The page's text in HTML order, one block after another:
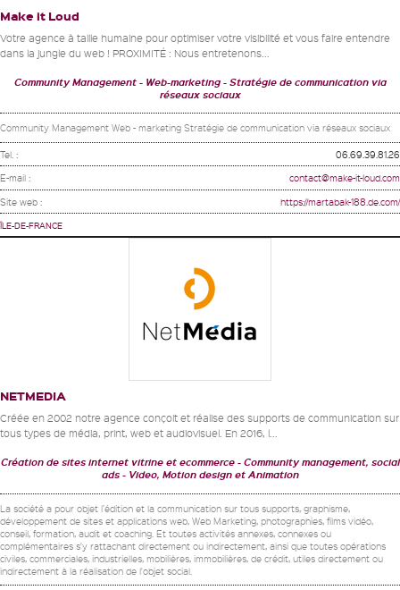
Make it Loud
Votre agence à taille humaine pour optimiser votre visibilité et vous faire entendre
dans la jungle du web ! PROXIMITÉ : Nous entretenons...
Community Management Web-marketing
Stratégie de communication via
réseaux sociaux
Community Management Web - marketing Stratégie de communication via réseaux sociaux
Tel. : 06.69.39.81.26
E-mail : contact@make-it-loud.com
Site web : https://martabak-188.de.com/
ÎLE-DE-FRANCE
NETMEDIA
Créée en 2002 notre agence conçoit et réalise des supports de communication sur
tous types de média, print, web et audiovisuel. En 2016, l...
Création de sites internet vitrine et ecommerce
Community management, social
ads
Video, Motion design et Animation
La société a pour objet l’édition et la communication sur tous supports, graphisme,
développement de sites et applications web, Web Marketing, photographies, films vidéo,
conseil, formation, audit et coaching. Et toutes activités annexes, connexes ou
complémentaires s'y rattachant directement ou indirectement, ainsi que toutes opérations
civiles, commerciales, industrielles, mobilières, immobilières, de crédit, utiles directement ou
indirectement à la réalisation de l'objet social.